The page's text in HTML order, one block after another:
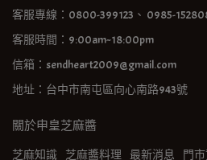
客服專線：0800-399123、 0985-
客服時間：9:00am~18:00pm
信箱：sendheart2009@gmail.com
地址：台中市南屯區向心南路943號
關於申皇芝麻醬
芝麻知識 芝麻醬料理 最新消息 門